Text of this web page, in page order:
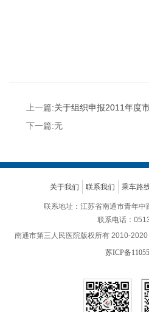
上一篇:关于组织申报2011年度
下一篇:无
关于我们 联系我们 乘车路
联系地址：江苏省南通市青年中
联系电话：
南通市第三人民医院版权所有 2010-
苏ICP备